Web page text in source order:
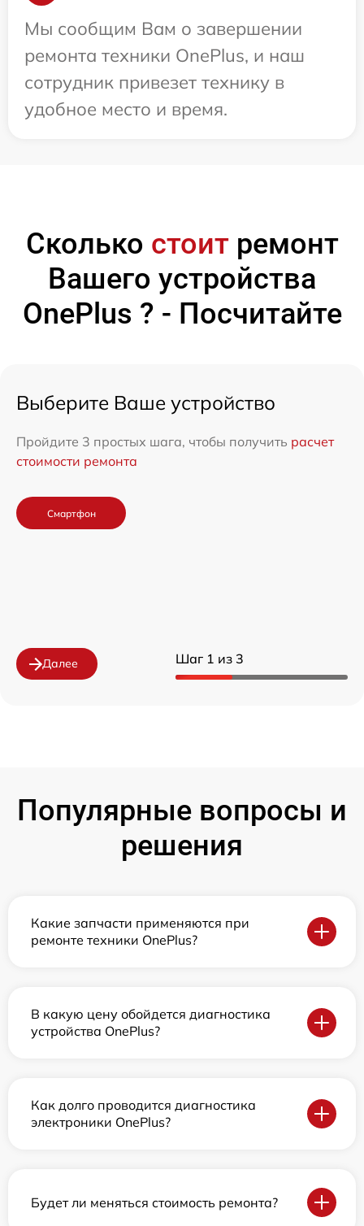
Мы сообщим Вам о завершении
ремонта техники OnePlus, и наш
сотрудник привезет технику в
удобное место и время.
Сколько стоитремонт
Вашего устройства
OnePlus ? - Посчитайте
Шаг 1 из 3
Выберите Ваше устройство
Пройдите 3 простых шага, чтобы получить расчет
стоимости ремонта
Смартфон
Далее
Популярные вопросы и
решения
Какие запчасти применяются при
ремонте техники OnePlus?
В какую цену обойдется диагностика
устройства OnePlus?
Как долго проводится диагностика
электроники OnePlus?
Будет ли меняться стоимость ремонта?